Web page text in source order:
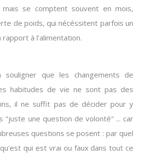
se comptent souvent en mois,
de poids, qui nécéssitent parfois un
rapport à l'alimentation.
que les changements de
habitudes de vie ne sont pas des
il ne suffit pas de décider pour y
"juste une question de volonté" ... car
questions se posent : par quel
qui est vrai ou faux dans tout ce